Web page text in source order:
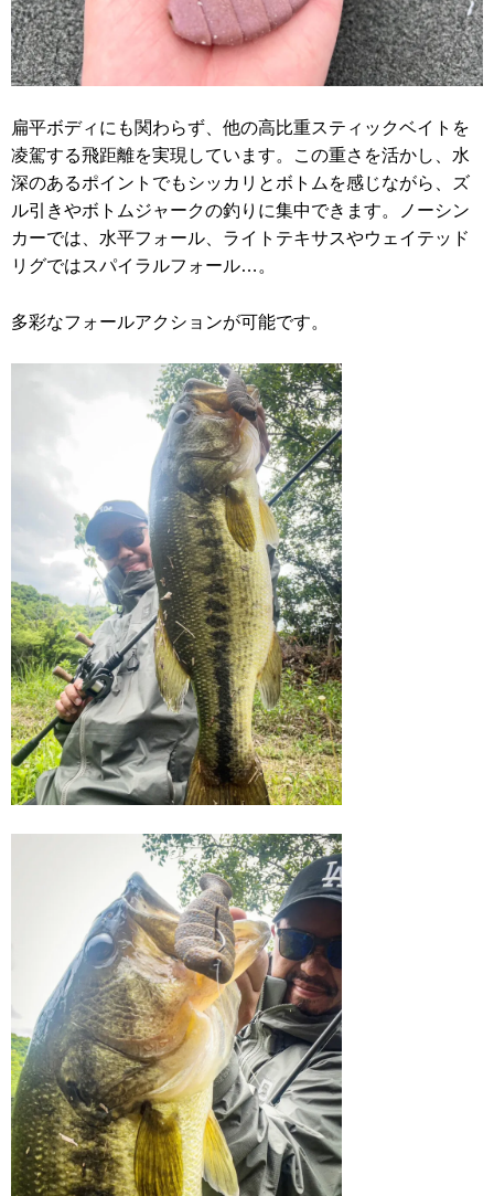
扁平ボディにも関わらず、他の高比重スティックベイトを
凌駕する飛距離を実現しています。この重さを活かし、水
深のあるポイントでもシッカリとボトムを感じながら、ズ
ル引きやボトムジャークの釣りに集中できます。ノーシン
カーでは、水平フォール、ライトテキサスやウェイテッド
リグではスパイラルフォール…。
多彩なフォールアクションが可能です。